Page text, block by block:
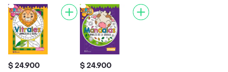
$ 24.900 $ 24.900